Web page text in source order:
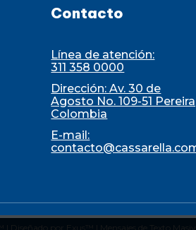
Contacto
Línea de atención:
311 358 0000
Dirección: Av. 30 de
Agosto No. 109-51
Colombia
E-mail:
Diseñado por Exus™ | Mensajes de Texto